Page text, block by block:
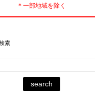
＊一部地域を除く
索
search